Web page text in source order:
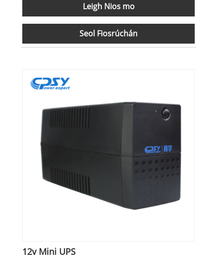
Leigh Nios mo
Seol Fiosrúchán
12v Mini UPS